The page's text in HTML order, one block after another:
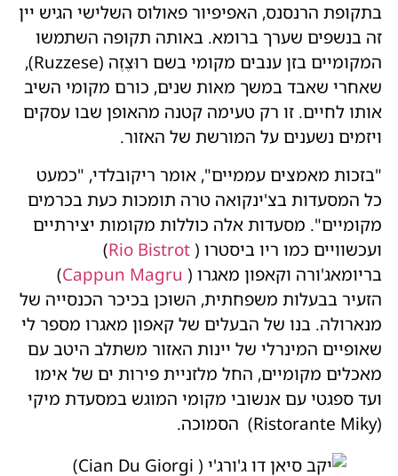
בתקופת הרנסנס, האפיפיור פאולוס השלישי הגיש יין
זה בנשפים שערך ברומא. באותה תקופה השתמשו
המקומיים בזן ענבים מקומי בשם רוּצֶזֶה (Ruzzese),
שאחרי שאבד במשך מאות שנים, כורם מקומי השיב
אותו לחיים. זו רק טעימה קטנה מהאופן שבו עסקים
ויזמים נשענים על המורשת של האזור.
"בזכות מאמצים עממיים", אומר ריקובלדי, "כמעט
כל המסעדות בצ'ינקואה טרה תומכות כעת בכרמים
מקומיים". מסעדות אלה כוללות מקומות יצירתיים
ועכשוויים כמו ריו ביסטרו (Rio Bistrot
)
בריומאג'ורה וקאפון מאגרו ( Cappun Magru
)
הזעיר בבעלות משפחתית, השוכן בכיכר הכנסייה של
מנארולה. בנו של הבעלים של קאפון מאגרו מספר לי
שאופיים המינרלי של יינות האזור משתלב היטב עם
מאכלים מקומיים, החל מלזניית פירות ים של אימו
ועד ספגטי עם אנשובי מקומי המוגש במסעדת מיקי
(Ristorante Miky) הסמוכה.